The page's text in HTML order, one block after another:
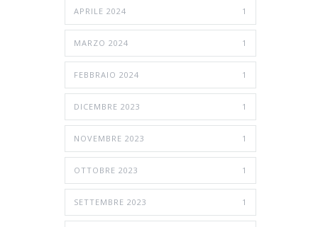
APRILE 2024 1
MARZO 2024 1
FEBBRAIO 2024 1
DICEMBRE 2023 1
NOVEMBRE 2023 1
OTTOBRE 2023 1
SETTEMBRE 2023 1